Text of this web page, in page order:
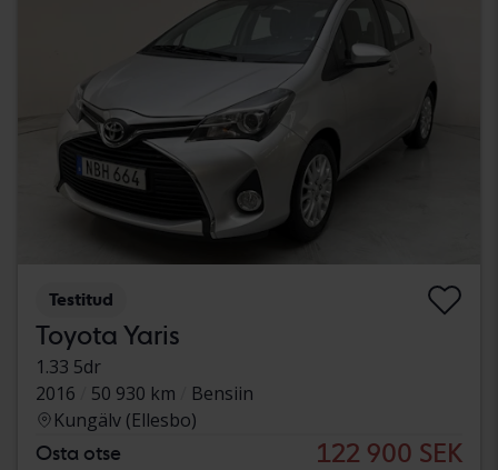
Testitud
Toyota Yaris
1.33 5dr
2016
50 930 km
Bensiin
Kungälv (Ellesbo)
Osta otse 122 900 SEK